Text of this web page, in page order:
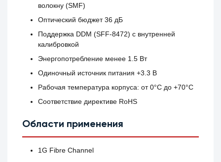
волокну (SMF)
Оптический бюджет 36 дБ
Поддержка DDM (SFF-8472) с внутренней
калибровкой
Энергопотребление менее 1.5 Вт
Одиночный источник питания +3.3 В
Рабочая температура корпуса: от 0°C до +70°C
Соответствие директиве RoHS
Области применения
1G Fibre Channel